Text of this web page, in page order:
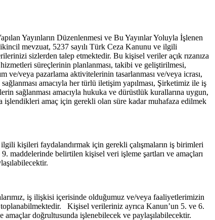
Yayınların Düzenlenmesi ve Bu Yayınlar Yoluyla İşlenen
mevzuat, 5237 sayılı Türk Ceza Kanunu ve ilgili
sizlerden talep etmektedir. Bu kişisel veriler açık rızanıza
hizmetleri süreçlerinin planlanması, takibi ve geliştirilmesi,
veya pazarlama aktivitelerinin tasarlanması ve/veya icrası,
amacıyla her türlü iletişim yapılması, Şirketimiz ile iş
sağlanması amacıyla hukuka ve dürüstlük kurallarına uygun,
işlendikleri amaç için gerekli olan süre kadar muhafaza edilmek
kişileri faydalandırmak için gerekli çalışmaların iş birimleri
maddelerinde belirtilen kişisel veri işleme şartları ve amaçları
iş ilişkisi içerisinde olduğumuz ve/veya faaliyetlerimizin
toplanabilmektedir. Kişisel verileriniz ayrıca Kanun’un 5. ve 6.
doğrultusunda işlenebilecek ve paylaşılabilecektir.